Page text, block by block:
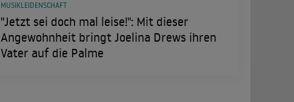
"Jetzt sei doch mal leise!": Mit dieser
Angewohnheit bringt Joelina Drews ihren
Vater auf die Palme
MUSIKLEIDENSCHAFT